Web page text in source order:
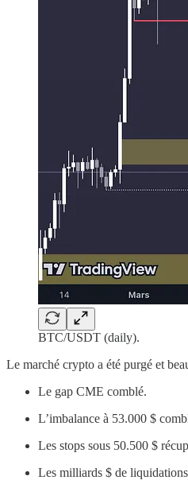
BTC/USDT (daily).
Le marché crypto a été purgé et
Le gap CME comblé.
L’imbalance à 53.000 $
Les stops sous 50.500 $
Les milliards $ de